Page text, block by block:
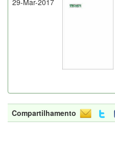
29-Mar-2017
Compartilhamento